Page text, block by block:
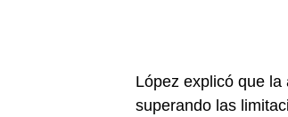
López explicó que
superando las